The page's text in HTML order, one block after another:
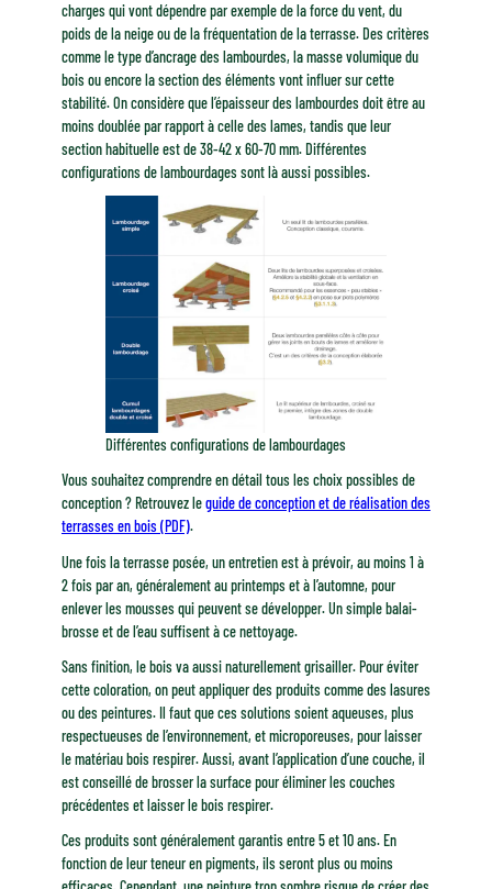
charges qui vont dépendre par exemple de la force du vent, du
poids de la neige ou de la fréquentation de la terrasse. Des critères
comme le type d’ancrage des lambourdes, la masse volumique du
bois ou encore la section des éléments vont influer sur cette
stabilité. On considère que l’épaisseur des lambourdes doit être au
moins doublée par rapport à celle des lames, tandis que leur
section habituelle est de 38-42 x 60-70 mm. Différentes
configurations de lambourdages sont là aussi possibles.
Différentes configurations de lambourdages
Vous souhaitez comprendre en détail tous les choix possibles de
conception ? Retrouvez leguide de conception et de réalisation des
terrasses en bois (PDF).
Une fois la terrasse posée, un entretien est à prévoir, au moins 1 à
2 fois par an, généralement au printemps et à l’automne, pour
enlever les mousses qui peuvent se développer. Un simple balai-
brosse et de l’eau suffisent à ce nettoyage.
Sans finition, le bois va aussi naturellement grisailler. Pour éviter
cette coloration, on peut appliquer des produits comme des lasures
ou des peintures. Il faut que ces solutions soient aqueuses, plus
respectueuses de l’environnement, et microporeuses, pour laisser
le matériau bois respirer. Aussi, avant l’application d’une couche, il
est conseillé de brosser la surface pour éliminer les couches
précédentes et laisser le bois respirer.
Ces produits sont généralement garantis entre 5 et 10 ans. En
fonction de leur teneur en pigments, ils seront plus ou moins